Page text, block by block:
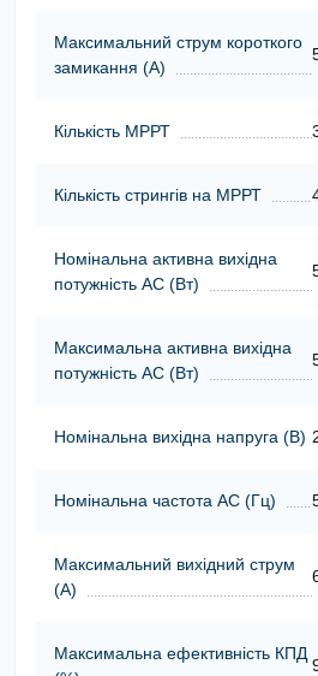
Максимальний струм короткого
замикання (А)
Кількість МРРТ
Кількість стрингів на МРРТ
Номінальна активна вихідна
потужність АС (Вт)
Максимальна активна вихідна
потужність АС (Вт)
Номінальна вихідна напруга (В)
Номінальна частота АС (Гц)
Максимальний вихідний струм
(А)
Максимальна ефективність КПД